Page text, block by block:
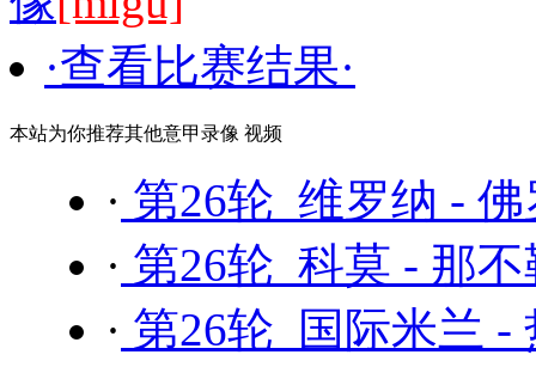
·查看比赛结果·
本站为你推荐其他意甲录像 视频
· 第26轮 维罗纳 -
· 第26轮 科莫 - 那
· 第26轮 国际米兰 -